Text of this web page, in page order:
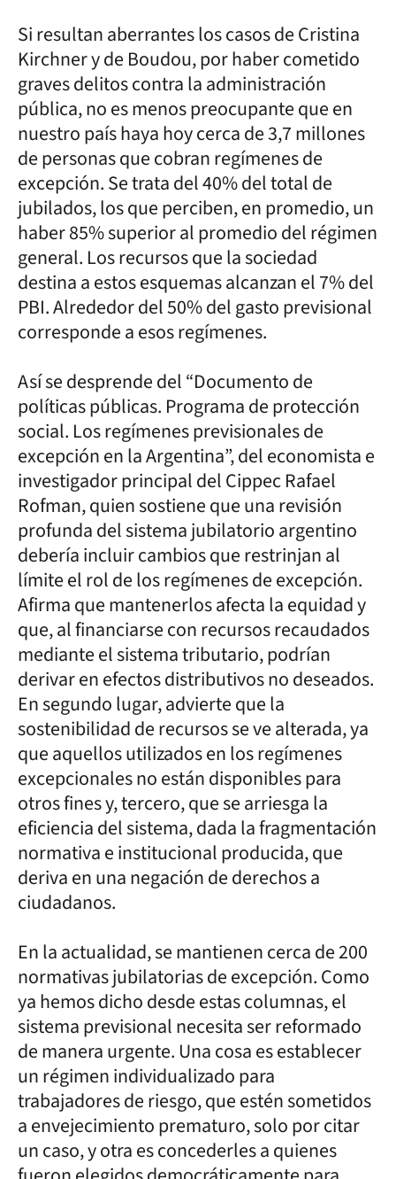
Si resultan aberrantes los casos de Cristina
Kirchner y de Boudou, por haber cometido
graves delitos contra la administración
pública, no es menos preocupante que en
nuestro país haya hoy cerca de 3,7 millones
de personas que cobran regímenes de
excepción. Se trata del 40% del total de
jubilados, los que perciben, en promedio, un
haber 85% superior al promedio del régimen
general. Los recursos que la sociedad
destina a estos esquemas alcanzan el 7% del
PBI. Alrededor del 50% del gasto previsional
corresponde a esos regímenes.
Así se desprende del “Documento de
políticas públicas. Programa de protección
social. Los regímenes previsionales de
excepción en la Argentina”, del economista e
investigador principal del Cippec Rafael
Rofman, quien sostiene que una revisión
profunda del sistema jubilatorio argentino
debería incluir cambios que restrinjan al
límite el rol de los regímenes de excepción.
Afirma que mantenerlos afecta la equidad y
que, al financiarse con recursos recaudados
mediante el sistema tributario, podrían
derivar en efectos distributivos no deseados.
En segundo lugar, advierte que la
sostenibilidad de recursos se ve alterada, ya
que aquellos utilizados en los regímenes
excepcionales no están disponibles para
otros fines y, tercero, que se arriesga la
eficiencia del sistema, dada la fragmentación
normativa e institucional producida, que
deriva en una negación de derechos a
ciudadanos.
En la actualidad, se mantienen cerca de 200
normativas jubilatorias de excepción. Como
ya hemos dicho desde estas columnas, el
sistema previsional necesita ser reformado
de manera urgente. Una cosa es establecer
un régimen individualizado para
trabajadores de riesgo, que estén sometidos
a envejecimiento prematuro, solo por citar
un caso, y otra es concederles a quienes